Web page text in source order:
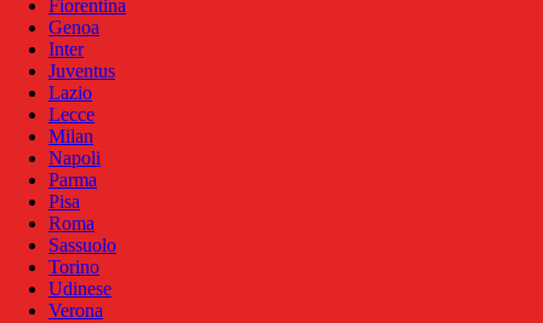
Fiorentina
Genoa
Inter
Juventus
Lazio
Lecce
Milan
Napoli
Parma
Pisa
Roma
Sassuolo
Torino
Udinese
Verona